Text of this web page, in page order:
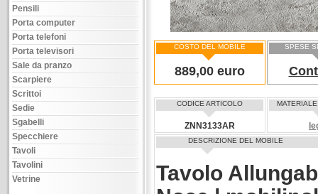
Pensili
Porta computer
Porta telefoni
Porta televisori
Sale da pranzo
Scarpiere
Scrittoi
Sedie
Sgabelli
Specchiere
Tavoli
Tavolini
Vetrine
COSTO DEL MOBILE
889,00 euro
SPESE
CODICE ARTICOLO
ZNN3133AR
DESCRIZIONE DEL MOBILE
Tavolo